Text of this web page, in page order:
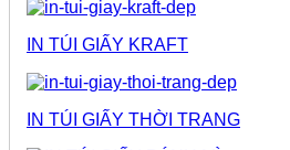
IN TÚI GIẤY KRAFT
IN TÚI GIẤY THỜI TRANG